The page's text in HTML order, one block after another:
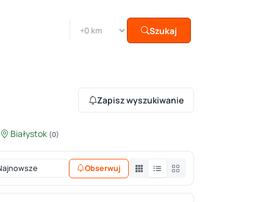
Szukaj
Zapisz wyszukiwanie
Białystok (0)
Obserwuj